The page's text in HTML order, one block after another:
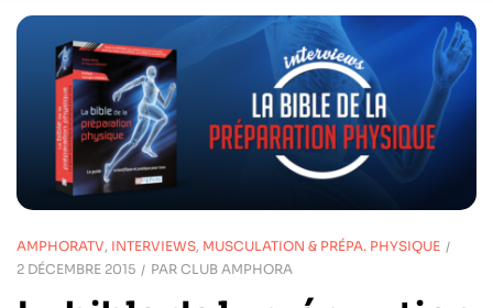
AMPHORATV, INTERVIEWS, MUSCULATION & PRÉPA. PHYSIQUE
2 DÉCEMBRE 2015
PAR CLUB AMPHORA